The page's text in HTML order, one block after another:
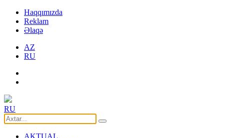
Haqqımızda
Reklam
Əlaqə
AZ
RU
RU
AKTUAL